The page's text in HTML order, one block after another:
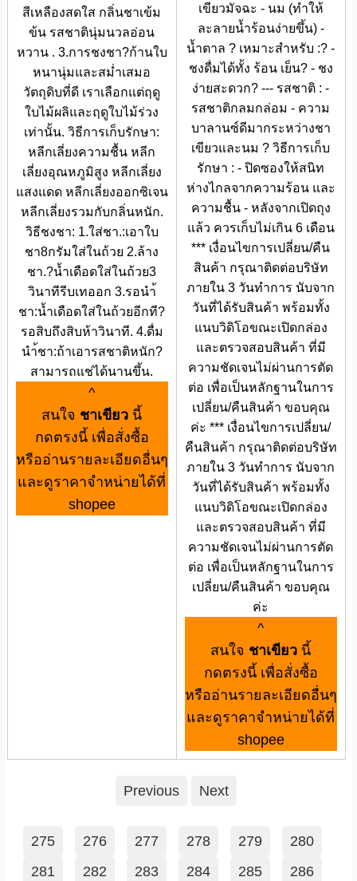
สีเหลืองสดใส กลิ่นชาเข้ม
ข้น รสชาตินุ่มนวลอ่อน
หวาน . 3.การชงชา?ก้านใบ
หนานุ่มและสม่ำเสมอ
วัตถุดิบที่ดี เราเลือกแต่ฤดู
ใบไม้ผลิและฤดูใบไม้ร่วง
เท่านั้น. วิธีการเก็บรักษา:
หลีกเลี่ยงความชื้น หลีก
เลี่ยงอุณหภูมิสูง หลีกเลี่ยง
แสงแดด หลีกเลี่ยงออกซิเจน
หลีกเลี่ยงรวมกับกลิ่นหนัก.
วิธีชงชา: 1.ใส่ชา.:เอาใบ
ชา8กรัมใส่ในถ้วย 2.ล้าง
ชา.?น้ำเดือดใส่ในถ้วย3
วินาทีรีบเทออก 3.รอนำ้
ชา:น้ำเดือดใส่ในถ้วยอีกที?
รอสิบถึงสิบห้าวินาที. 4.ดื่ม
นำ้ชา:ถ้าเอารสชาติหนัก?
สามารถแช่ได้นานขึ้น.
^
สนใจ ชาเขียว นี้
กดตรงนี้ เพื่อสั่งซื้อ
หรืออ่านรายละเอียดอื่นๆ
และดูราคาจำหน่ายได้ที่
shopee
เขียวมัจฉะ - นม (ทำให้
ละลายน้ำร้อนง่ายขึ้น) -
น้ำตาล ? เหมาะสำหรับ :? -
ชงดื่มได้ทั้ง ร้อน เย็น? - ชง
ง่ายสะดวก? --- รสชาติ : -
รสชาติกลมกล่อม - ความ
บาลานซ์ดีมากระหว่างชา
เขียวและนม ? วิธีการเก็บ
รักษา : - ปิดซองให้สนิท
ห่างไกลจากความร้อน และ
ความชื้น - หลังจากเปิดถุง
แล้ว ควรเก็บไม่เกิน 6 เดือน
*** เงื่อนไขการเปลี่ยน/คืน
สินค้า กรุณาติดต่อบริษัท
ภายใน 3 วันทำการ นับจาก
วันที่ได้รับสินค้า พร้อมทั้ง
แนบวิดิโอขณะเปิดกล่อง
และตรวจสอบสินค้า ที่มี
ความชัดเจนไม่ผ่านการตัด
ต่อ เพื่อเป็นหลักฐานในการ
เปลี่ยน/คืนสินค้า ขอบคุณ
ค่ะ *** เงื่อนไขการเปลี่ยน/
คืนสินค้า กรุณาติดต่อบริษัท
ภายใน 3 วันทำการ นับจาก
วันที่ได้รับสินค้า พร้อมทั้ง
แนบวิดิโอขณะเปิดกล่อง
และตรวจสอบสินค้า ที่มี
ความชัดเจนไม่ผ่านการตัด
ต่อ เพื่อเป็นหลักฐานในการ
เปลี่ยน/คืนสินค้า ขอบคุณ
ค่ะ
^
สนใจ ชาเขียว นี้
กดตรงนี้ เพื่อสั่งซื้อ
หรืออ่านรายละเอียดอื่นๆ
และดูราคาจำหน่ายได้ที่
shopee
Previous Next
275 276 277 278 279
280
281
282 283 284 285
286